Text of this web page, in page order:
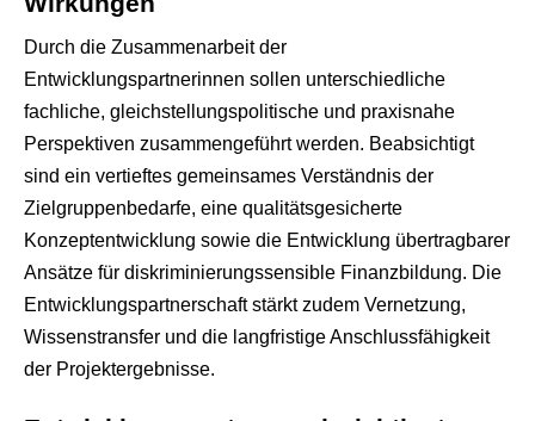
Durch die Zusammenarbeit der
Entwicklungspartnerinnen sollen unterschiedliche
fachliche, gleichstellungspolitische und praxisnahe
Perspektiven zusammengeführt werden. Beabsichtigt
sind ein vertieftes gemeinsames Verständnis der
Zielgruppenbedarfe, eine qualitätsgesicherte
Konzeptentwicklung sowie die Entwicklung übertragbarer
Ansätze für diskriminierungssensible Finanzbildung. Die
Entwicklungspartnerschaft stärkt zudem Vernetzung,
Wissenstransfer und die langfristige Anschlussfähigkeit
der Projektergebnisse.